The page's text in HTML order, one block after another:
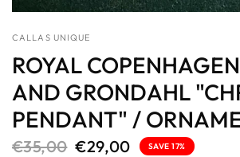
CALLAS UNIQUE
ROYAL
AND GRONDAHL
PENDANT" /
€35,00 €29,00 SAVE 17%